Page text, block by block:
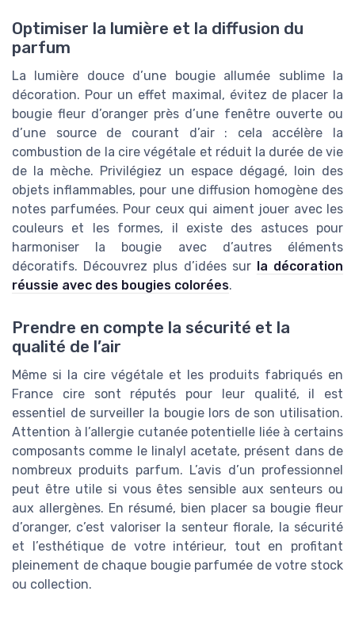
Optimiser la lumière et la diffusion du
parfum
La lumière douce d’une bougie allumée sublime la
décoration. Pour un effet maximal, évitez de placer la
bougie fleur d’oranger près d’une fenêtre ouverte ou
d’une source de courant d’air : cela accélère la
combustion de la cire végétale et réduit la durée de vie
de la mèche. Privilégiez un espace dégagé, loin des
objets inflammables, pour une diffusion homogène des
notes parfumées. Pour ceux qui aiment jouer avec les
couleurs et les formes, il existe des astuces pour
harmoniser la bougie avec d’autres éléments
décoratifs. Découvrez plus d’idées sur
la décoration
réussie avec des bougies colorées.
Prendre en compte la sécurité et la
qualité de l’air
Même si la cire végétale et les produits fabriqués en
France cire sont réputés pour leur qualité, il est
essentiel de surveiller la bougie lors de son utilisation.
Attention à l’allergie cutanée potentielle liée à certains
composants comme le linalyl acetate, présent dans de
nombreux produits parfum. L’avis d’un professionnel
peut être utile si vous êtes sensible aux senteurs ou
aux allergènes. En résumé, bien placer sa bougie fleur
d’oranger, c’est valoriser la senteur florale, la sécurité
et l’esthétique de votre intérieur, tout en profitant
pleinement de chaque bougie parfumée de votre stock
ou collection.